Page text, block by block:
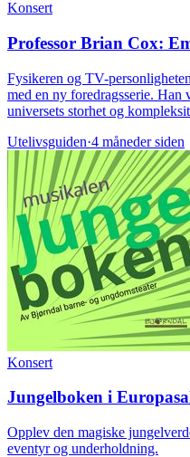
Konsert
Professor Brian Cox:
Fysikeren og TV-
med en ny foredragsserie. Han
universets storhet og
Utelivsguiden·4 måneder siden
Konsert
Jungelboken i
Opplev den magiske
eventyr og underholdning.